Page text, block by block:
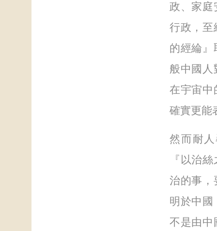
政、家庭
行政，至
的經綸』
般中國人
在宇宙中
確實更能
然而耐
『以治
治的事，
明於中國
不是由中